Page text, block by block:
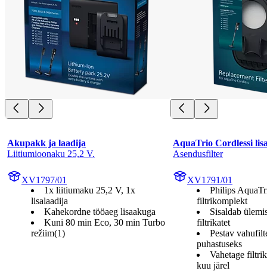
Akupakk ja laadija
Liitiumioonaku 25,2 V.
XV1797/01
1x liitiumaku 25,2 V, 1x
lisalaadija
Kahekordne tööaeg lisaakuga
Kuni 80 min Eco, 30 min Turbo
režiim(1)
AquaTrio Cordlessi
Asendusfilter
XV1791/01
Philips
filtrikomplekt
Sisaldab
filtrikatet
Pestav
puhastuseks
Vahetage
kuu järel